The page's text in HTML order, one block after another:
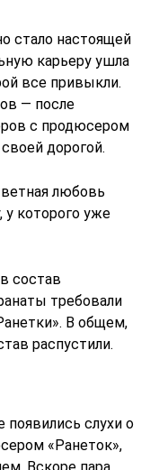
стало настоящей
карьеру ушла
все привыкли.
— после
с продюсером
дорогой.
любовь
которого уже
состав
требовали
В общем,
распустили.
появились слухи о
«Ранеток»,